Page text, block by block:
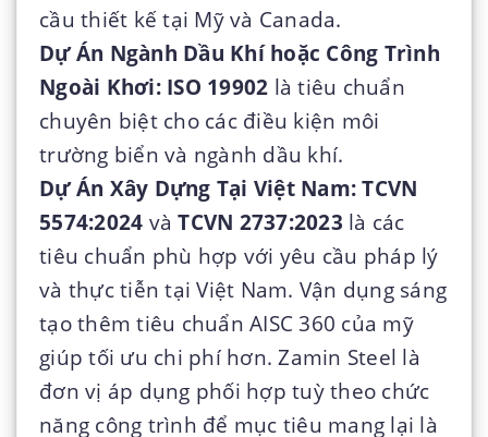
cầu thiết kế tại Mỹ và Canada.
Dự Án Ngành Dầu Khí hoặc Công Trình
Ngoài Khơi: ISO 19902 là tiêu chuẩn
chuyên biệt cho các điều kiện môi
trường biển và ngành dầu khí.
Dự Án Xây Dựng Tại Việt Nam: TCVN
5574:2024 vàTCVN 2737:2023 là các
tiêu chuẩn phù hợp với yêu cầu pháp lý
và thực tiễn tại Việt Nam. Vận dụng sáng
tạo thêm tiêu chuẩn AISC 360 của mỹ
giúp tối ưu chi phí hơn. Zamin Steel là
đơn vị áp dụng phối hợp tuỳ theo chức
năng công trình để mục tiêu mang lại là